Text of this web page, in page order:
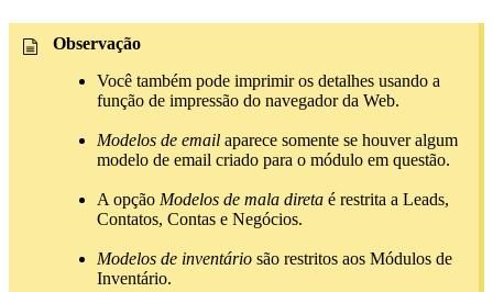
Observação
Você também pode imprimir os detalhes usando a
função de impressão do navegador da Web.
Modelos de email aparece somente se houver algum
modelo de email criado para o módulo em questão.
A opção Modelos de mala direta é restrita a Leads,
Contatos, Contas e Negócios.
Modelos de inventário são restritos aos Módulos de
Inventário.